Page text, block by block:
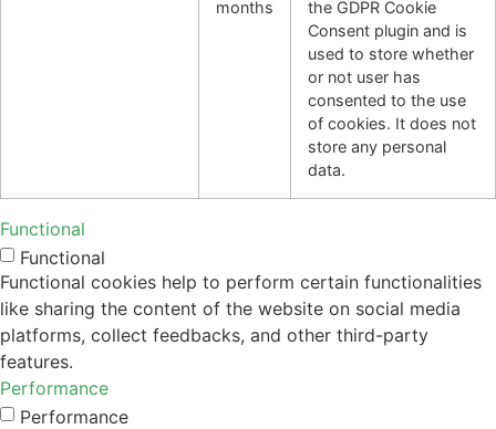
months
the GDPR Cookie
Consent plugin and is
used to store whether
or not user has
consented to the use
of cookies. It does not
store any personal
data.
Functional
Functional
Functional cookies help to perform certain functionalities
like sharing the content of the website on social media
platforms, collect feedbacks, and other third-party
features.
Performance
Performance